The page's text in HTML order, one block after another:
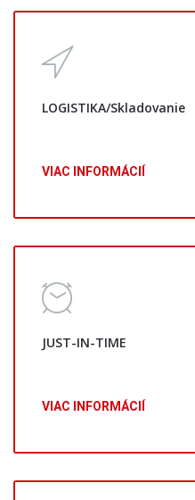
LOGISTIKA/Skladovanie
VIAC INFORMÁCIÍ
JUST-IN-TIME
VIAC INFORMÁCIÍ